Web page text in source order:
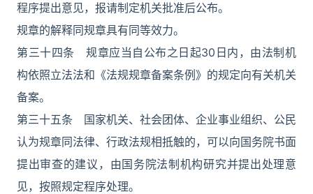
程序提出意见，报请制定机关批准后公布。
规章的解释同规章具有同等效力。
第三十四条 规章应当自公布之日起30日内，由法制机
构依照立法法和《法规规章备案条例》的规定向有关机关
备案。
第三十五条 国家机关、社会团体、企业事业组织、公民
认为规章同法律、行政法规相抵触的，可以向国务院书面
提出审查的建议，由国务院法制机构研究并提出处理意
见，按照规定程序处理。